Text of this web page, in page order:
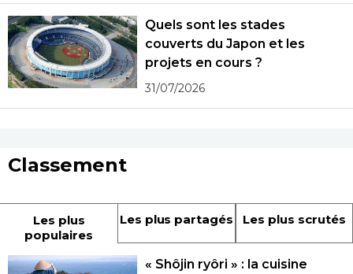
Quels sont les stades
couverts du Japon et les
projets en cours ?
31/07/2026
Classement
Les plus
populaires
Les plus partagés Les plus scrutés
« Shôjin ryôri » : la cuisine